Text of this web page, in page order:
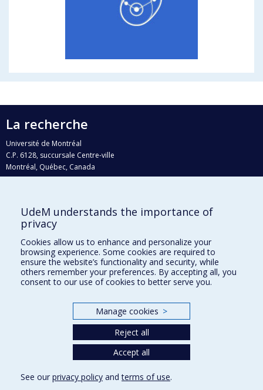
La recherche
Université de Montréal
C.P. 6128, succursale Centre-ville
Montréal, Québec, Canada
H3C 3J7
Qui fait quoi?
Nous trouver
Plan du site
Accessibilité
UdeM understands the importance of
privacy
Cookies allow us to enhance and personalize your
browsing experience. Some cookies are required to
ensure the website’s functionality and security, while
others remember your preferences. By accepting all, you
consent to our use of cookies to better serve you.
Manage cookies >
Reject all
Accept all
See our privacy policy andterms of use.